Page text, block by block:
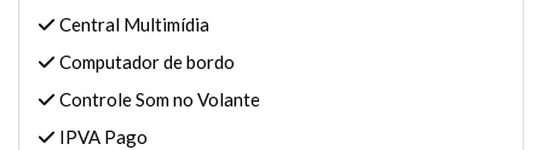
Central Multimídia
Computador de bordo
Controle Som no Volante
IPVA Pago